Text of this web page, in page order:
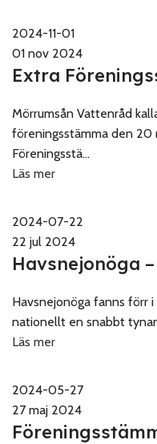
2024-11-01
01 nov 2024
Extra
Mörrumsån Vattenråd
föreningsstämma den 20
Föreningsstä...
Läs mer
2024-07-22
22 jul 2024
Havsnejonöga
Havsnejonöga fanns förr
nationellt en snabbt
Läs mer
2024-05-27
27 maj 2024